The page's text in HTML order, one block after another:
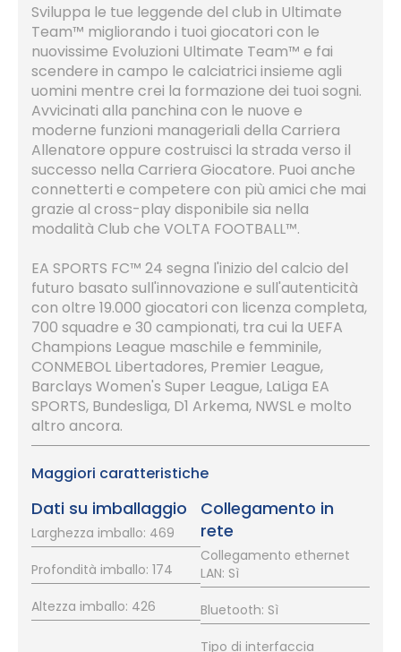
Sviluppa le tue leggende del club in Ultimate
Team™ migliorando i tuoi giocatori con le
nuovissime Evoluzioni Ultimate Team™ e fai
scendere in campo le calciatrici insieme agli
uomini mentre crei la formazione dei tuoi sogni.
Avvicinati alla panchina con le nuove e
moderne funzioni manageriali della Carriera
Allenatore oppure costruisci la strada verso il
successo nella Carriera Giocatore. Puoi anche
connetterti e competere con più amici che mai
grazie al cross-play disponibile sia nella
modalità Club che VOLTA FOOTBALL™.
EA SPORTS FC™ 24 segna l'inizio del calcio del
futuro basato sull'innovazione e sull'autenticità
con oltre 19.000 giocatori con licenza completa,
700 squadre e 30 campionati, tra cui la UEFA
Champions League maschile e femminile,
CONMEBOL Libertadores, Premier League,
Barclays Women's Super League, LaLiga EA
SPORTS, Bundesliga, D1 Arkema, NWSL e molto
altro ancora.
Maggiori caratteristiche
Dati su imballaggio
Larghezza imballo: 469
Profondità imballo: 174
Altezza imballo: 426
Collegamento in
rete
Collegamento ethernet
LAN: Sì
Bluetooth: Sì
Tipo di interfaccia